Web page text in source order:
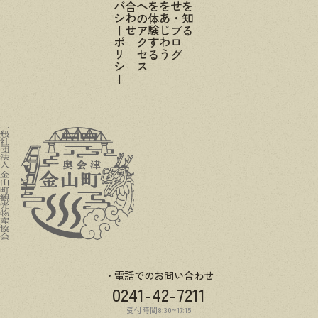
プライバシーポリシー
電話でのお問い合わせ
0241-42-7211
受付時間8:30~17:15